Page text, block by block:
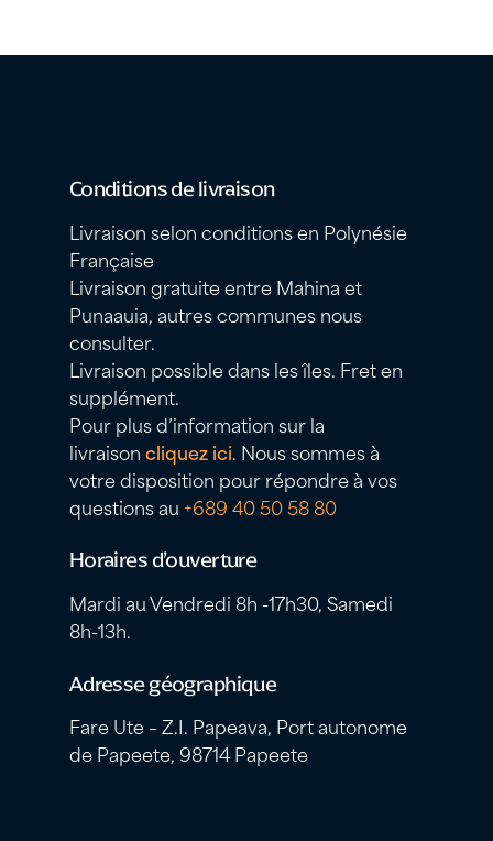
Conditions de livraison
Livraison selon conditions en Polynésie
Française
Livraison gratuite entre Mahina et
Punaauia, autres communes nous
consulter.
Livraison possible dans les îles. Fret en
supplément.
Pour plus d’information sur la
livraisoncliquez ici. Nous sommes à
votre disposition pour répondre à vos
questions au +689 40 50 58 80
Horaires d’ouverture
Mardi au Vendredi 8h -17h30, Samedi
8h-13h.
Adresse géographique
Fare Ute – Z.I. Papeava, Port autonome
de Papeete, 98714 Papeete